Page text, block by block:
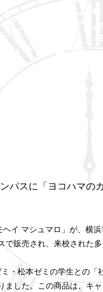
パスに「ヨコハマの
イ マシュマロ」が、横
販売され、来校された
・松本ゼミの学生との「
した。この商品は、キ